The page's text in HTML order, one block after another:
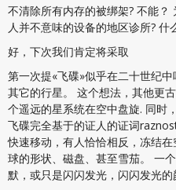
不清除所有内存的被绑架? 不能
人并不意味的设备的地区诊所?
好，下次我们肯定将采取
第一次提«飞碟»似乎在二十世纪
其它的行星。 这个想法，其他更
个遥远的星系统在空中盘旋. 同时
飞碟完全基于的证人的证词
快速移动，有人恰恰相反，冻结
球的形状、磁盘、甚至雪茄。 一
默，或只是闪闪发光，闪闪发光的